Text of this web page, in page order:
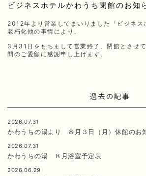
ビジネスホテルかわうち閉館のお知
2012年より営業してまいりました「ビジネス
老朽化他の事情により、
3月31日をもちまして営業終了、閉館とさせ
間のご愛顧に感謝申し上げます。
過去の記事
2026.07.31
かわうちの湯より ８月３日（月）休館のお
2026.07.31
かわうちの湯 ８月浴室予定表
2026.06.29